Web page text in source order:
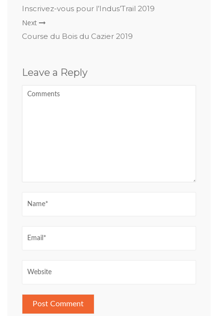
Inscrivez-vous pour l’Indus’Trail 2019
Next
Course du Bois du Cazier 2019
Leave a Reply